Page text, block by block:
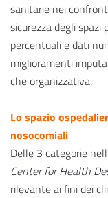
sanitarie nei
sicurezza degli
percentuali e dati
miglioramenti
che organizzativa.
Lo spazio
nosocomiali
Delle 3 categorie
Center for Health
rilevante ai fini dei